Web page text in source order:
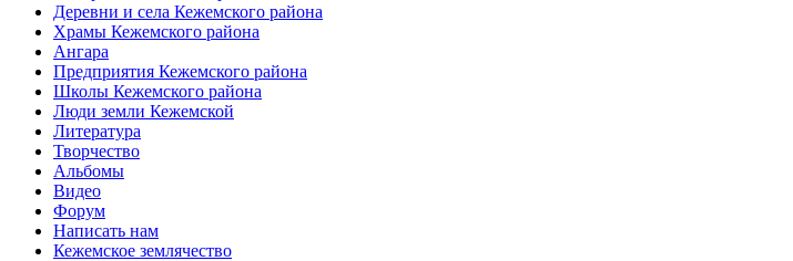
Деревни и села Кежемского района
Храмы Кежемского района
Ангара
Предприятия Кежемского района
Школы Кежемского района
Люди земли Кежемской
Литература
Творчество
Альбомы
Видео
Форум
Написать нам
Кежемское землячество